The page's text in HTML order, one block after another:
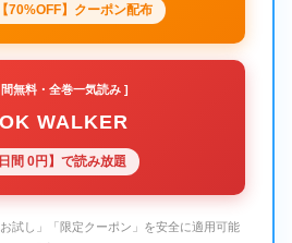
70%OFF】クーポン配布
無料・全巻一気読み ]
WALKER
日間 0円】で読み放題
試し」「限定クーポン」を安全に適用可能